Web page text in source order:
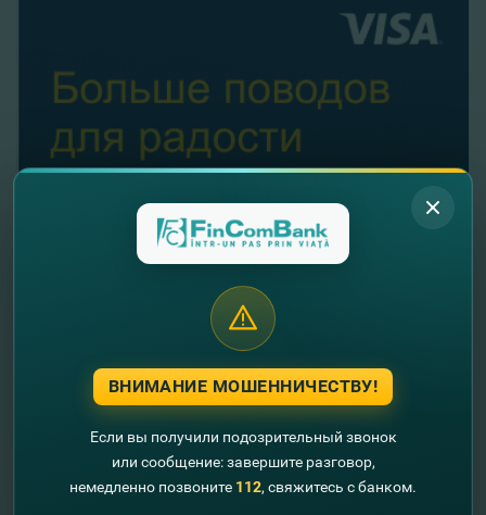
ВПЕРВЫЕ В МОЛДОВЕ, FINCOMBANK
ЗАПУСКАЕТ VISA WIDGET (ПРОГРАММА
СКИДОК ДЛЯ ДЕРЖАТЕЛЕЙ КАРТ VISA)
Воспользоваться данным предложением можно уже сегодня
благодаря новой программе Visa Widget, запущенной впервые
на территории Республики Молдова на официальном сайте
FinComBank.
ВНИМАНИЕ МОШЕННИЧЕСТВУ!
Если вы получили подозрительный звонок
или сообщение: завершите разговор,
немедленно позвоните 112, свяжитесь с банком.